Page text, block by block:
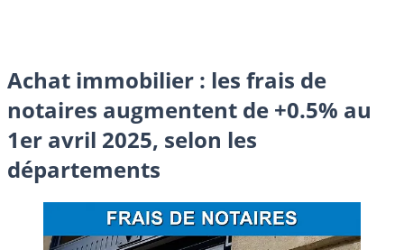
Achat immobilier : les frais de
notaires augmentent de +0.5% au
1er avril 2025, selon les
départements